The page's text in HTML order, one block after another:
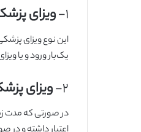
۱- ویزای پزشکی
یک‌بار ورود و یا
۲- ویزای